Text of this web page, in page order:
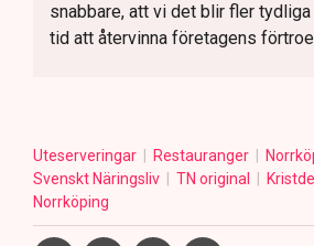
snabbare, att vi det blir fler
tid att återvinna företagens
Uteserveringar Restauranger
Svenskt Näringsliv
TN original
Norrköping